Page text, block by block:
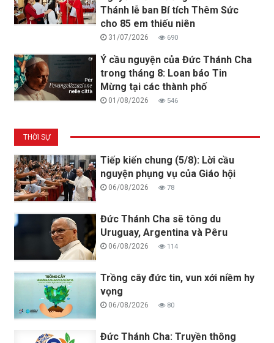
Thánh lễ ban Bí tích Thêm Sức
cho 85 em thiếu niên
31/07/2026 690
Ý cầu nguyện của Đức Thánh Cha
trong tháng 8: Loan báo Tin
Mừng tại các thành phố
01/08/2026 546
THỜI SỰ
Tiếp kiến chung (5/8): Lời cầu
nguyện phụng vụ của Giáo hội
06/08/2026 78
Đức Thánh Cha sẽ tông du
Uruguay, Argentina và Pêru
06/08/2026 114
Trồng cây đức tin, vun xới niềm hy
vọng
06/08/2026 80
Đức Thánh Cha: Truyền thông